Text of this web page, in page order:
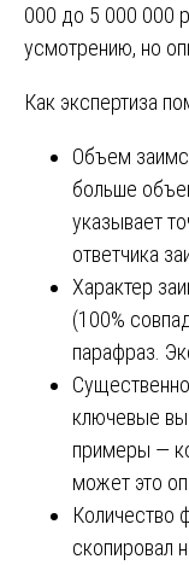
000 до 5 000 000
усмотрению, но
Как экспертиза
Объем
больше
указывает
ответчика
Характер
(100%
парафраз.
ключевые
примеры —
может это
Количество
скопировал